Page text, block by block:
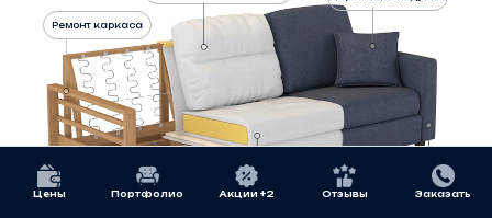
Цены Портфолио Акции +2 Отзывы Заказать
Замена тесьмы, пуговиц
Ремонт каркаса